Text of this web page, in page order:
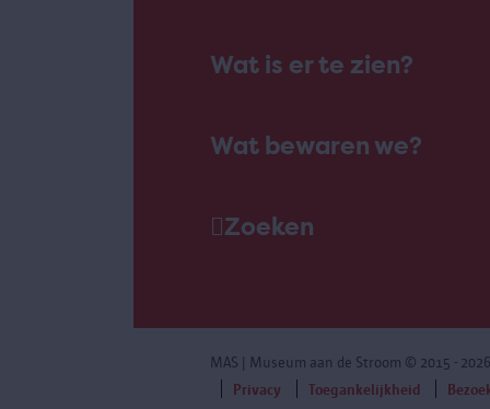
Wat is er te zien?
Wat bewaren we?
Zoeken
MAS | Museum aan de Stroom © 2015 -
Privacy
Toegankelijkheid